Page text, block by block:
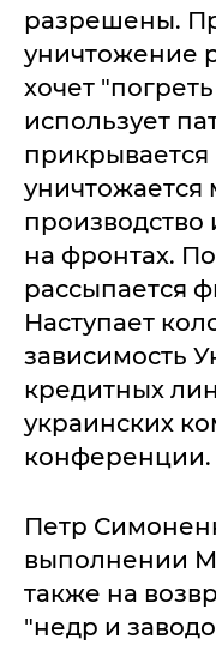
разрешены.
уничтожение
хочет
использует
уничтожается
производство
на фронтах.
рассыпается
Наступает
зависимость
кредитных
украинских
конференции.
Петр
выполнении
также на
"недр и